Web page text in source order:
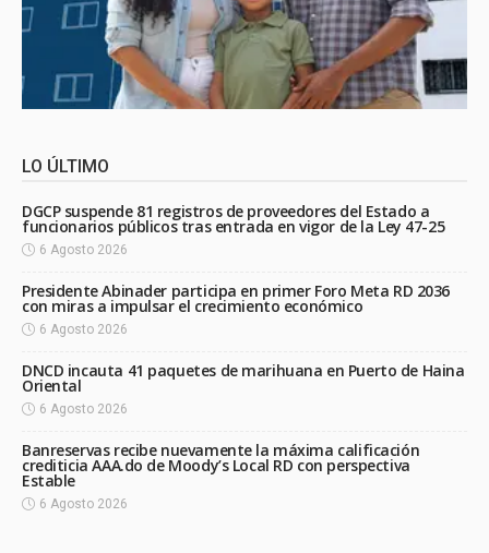
LO ÚLTIMO
DGCP suspende 81 registros de proveedores del Estado a
funcionarios públicos tras entrada en vigor de la Ley 47-25
6 Agosto 2026
Presidente Abinader participa en primer Foro Meta RD 2036
con miras a impulsar el crecimiento económico
6 Agosto 2026
DNCD incauta 41 paquetes de marihuana en Puerto de Haina
Oriental
6 Agosto 2026
Banreservas recibe nuevamente la máxima calificación
crediticia AAA.do de Moody’s Local RD con perspectiva
Estable
6 Agosto 2026